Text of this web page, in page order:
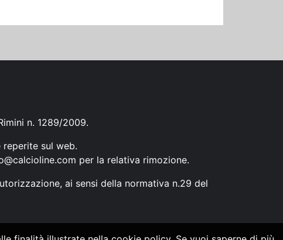
n. 1289/2009.
sul web.
per la relativa rimozione.
ai sensi della normativa n.29 del